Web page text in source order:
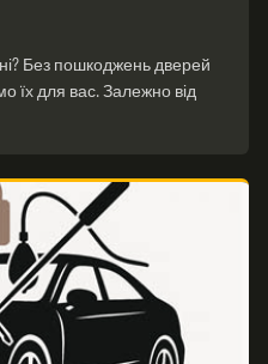
Без пошкоджень дверей
їх для вас. Залежно від